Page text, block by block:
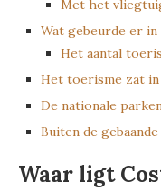
Met het
Wat gebeurde er in
Het aantal
Het toerisme zat
De nationale
Buiten de
Waar ligt